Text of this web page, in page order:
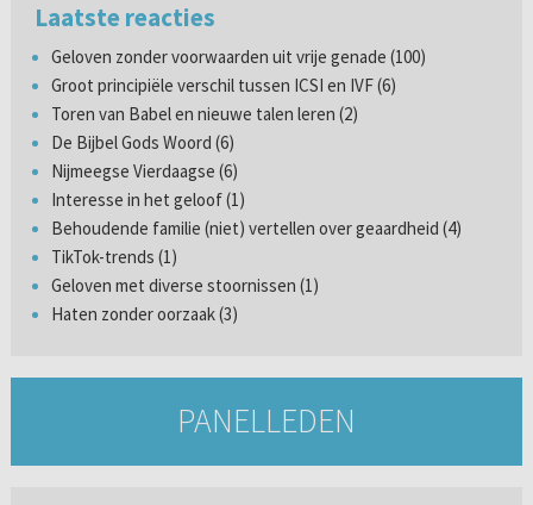
Laatste reacties
Geloven zonder voorwaarden uit vrije genade (100)
Groot principiële verschil tussen ICSI en IVF (6)
Toren van Babel en nieuwe talen leren (2)
De Bijbel Gods Woord (6)
Nijmeegse Vierdaagse (6)
Interesse in het geloof (1)
Behoudende familie (niet) vertellen over geaardheid (4)
TikTok-trends (1)
Geloven met diverse stoornissen (1)
Haten zonder oorzaak (3)
PANELLEDEN